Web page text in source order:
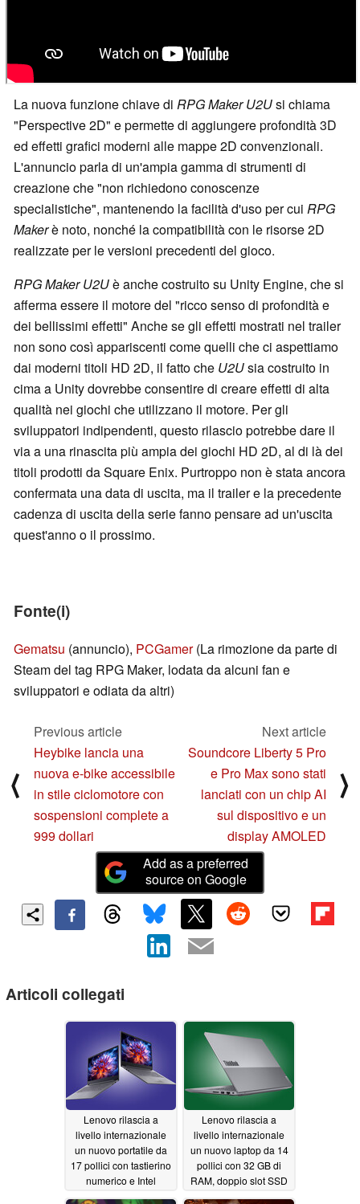
La nuova funzione chiave di RPG Maker U2Usi chiama
"Perspective 2D" e permette di aggiungere profondità 3D
ed effetti grafici moderni alle mappe 2D convenzionali.
L'annuncio parla di un'ampia gamma di strumenti di
creazione che "non richiedono conoscenze
specialistiche", mantenendo la facilità d'uso per cui RPG
Makerè noto, nonché la compatibilità con le risorse 2D
realizzate per le versioni precedenti del gioco.
RPG Maker U2Uè anche costruito su Unity Engine, che si
afferma essere il motore del "ricco senso di profondità e
dei bellissimi effetti" Anche se gli effetti mostrati nel trailer
non sono così appariscenti come quelli che ci aspettiamo
dai moderni titoli HD 2D, il fatto che U2Usia costruito in
cima a Unity dovrebbe consentire di creare effetti di alta
qualità nei giochi che utilizzano il motore. Per gli
sviluppatori indipendenti, questo rilascio potrebbe dare il
via a una rinascita più ampia dei giochi HD 2D, al di là dei
titoli prodotti da Square Enix. Purtroppo non è stata ancora
confermata una data di uscita, ma il trailer e la precedente
cadenza di uscita della serie fanno pensare ad un'uscita
quest'anno o il prossimo.
Fonte(i)
Gematsu (annuncio), PCGamer(La rimozione da parte di
Steam del tag RPG Maker, lodata da alcuni fan e
sviluppatori e odiata da altri)
⟨
Previous article
Heybike lancia una
nuova e-bike accessibile
in stile ciclomotore con
sospensioni complete a
999 dollari
Next article
Soundcore Liberty 5 Pro
e Pro Max sono stati
lanciati con un chip AI
sul dispositivo e un
display AMOLED
⟩
Add as a preferred
source on Google
Articoli collegati
Lenovo rilascia a
livello internazionale
un nuovo portatile da
17 pollici con tastierino
numerico e Intel
Wildcat Lake05/22/2026
Lenovo rilascia a
livello internazionale
un nuovo laptop da 14
pollici con 32 GB di
RAM, doppio slot SSD
e Intel Panther Lake